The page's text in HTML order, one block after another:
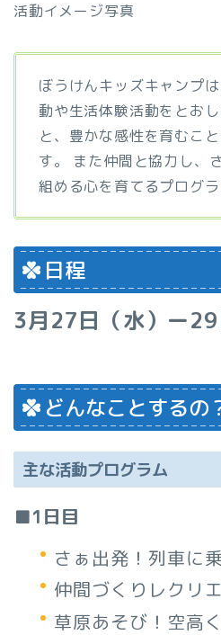
活動イメージ写真
ぼうけんキッズキャンプ
動や生活体験活動をとお
と、豊かな感性を育むこ
す。 また仲間と協力し、
組める心を育てるプログラ
日程
3月27日（水）ー
どんなことするの
主な活動プログラム
■1日目
さぁ出発！列車に
仲間づくりレクリ
草原あそび！空高